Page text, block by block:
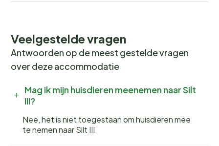
Veelgestelde vragen
Antwoorden op de meest gestelde vragen
over deze accommodatie
Mag ik mijn huisdieren meenemen naar Silt
III?
Nee, het is niet toegestaan om huisdieren mee
te nemen naar Silt III